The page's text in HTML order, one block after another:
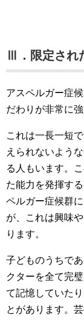
Ⅲ．限定され
アスペルガー症
だわりが非常に
これは一長一短
えられないよう
る人もいます。
た能力を発揮す
ペルガー症候群
が、これは興味
ります。
子どものうちで
クターを全て完
て記憶していた
とがあります。